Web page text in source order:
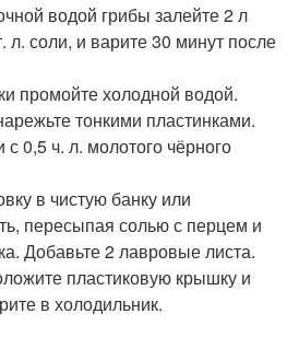
водой грибы залейте 2 л
л. соли, и варите 30 минут после
промойте холодной водой.
тонкими пластинками.
0,5 ч. л. молотого чёрного
в чистую банку или
пересыпая солью с перцем и
Добавьте 2 лавровые листа.
пластиковую крышку и
в холодильник.